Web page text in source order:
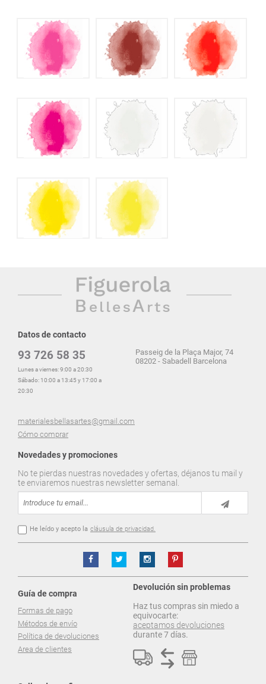
Datos de contacto
93 726 58 35
Lunes a viernes: 9:00 a 20:30
Sábado: 10:00 a 13:45 y 17:00 a
20:30
materialesbellasartes@gmail.com
Cómo comprar
Passeig de la Plaça Major, 74
08202 - Sabadell Barcelona
Novedades y promociones
No te pierdas nuestras novedades y ofertas, déjanos tu mail y
te enviaremos nuestras newsletter semanal.
He leído y acepto la cláusula de privacidad.
Guía de compra
Formas de pago
Métodos de envío
Política de devoluciones
Area de clientes
Devolución sin problemas
Haz tus compras sin miedo a
equivocarte:
aceptamos devoluciones
durante 7 días.